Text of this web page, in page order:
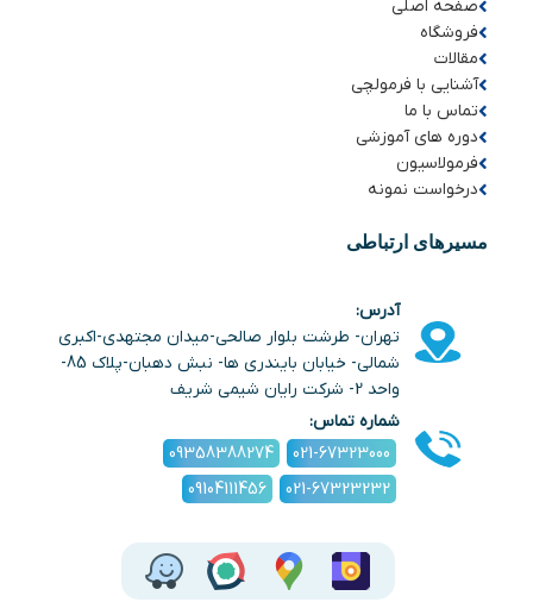
صفحه اصلی
فروشگاه
مقالات
آشنایی با فرمولچی
تماس با ما
دوره های آموزشی
فرمولاسیون
درخواست نمونه
مسیرهای ارتباطی
آدرس:
تهران- طرشت بلوار صالحی-میدان مجتهدی-اکبری
شمالی- خیابان بایندری ها- نبش دهبان-پلاک 85-
واحد 2- شرکت رایان شیمی شریف
شماره تماس:
021-67323000
09358388274
021-67323232
09104111456